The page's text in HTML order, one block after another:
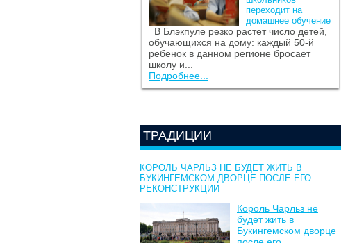
переходит на
домашнее обучение
В Блэкпуле резко растет число детей,
обучающихся на дому: каждый 50-й
ребенок в данном регионе бросает
школу и...
Подробнее...
ТРАДИЦИИ
КОРОЛЬ ЧАРЛЬЗ НЕ БУДЕТ ЖИТЬ В
БУКИНГЕМСКОМ ДВОРЦЕ ПОСЛЕ ЕГО
РЕКОНСТРУКЦИИ
Король Чарльз не
будет жить в
Букингемском дворце